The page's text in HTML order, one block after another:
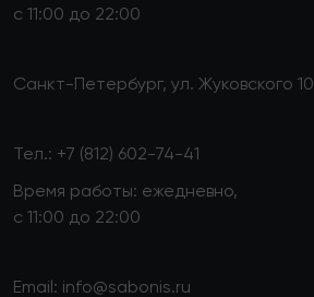
с 11:00 до 22:00
Санкт-Петербург, ул. Жуковского 10
Тел.: +7 (812) 602-74-41
Время работы: ежедневно,
с 11:00 до 22:00
Email: info@sabonis.ru